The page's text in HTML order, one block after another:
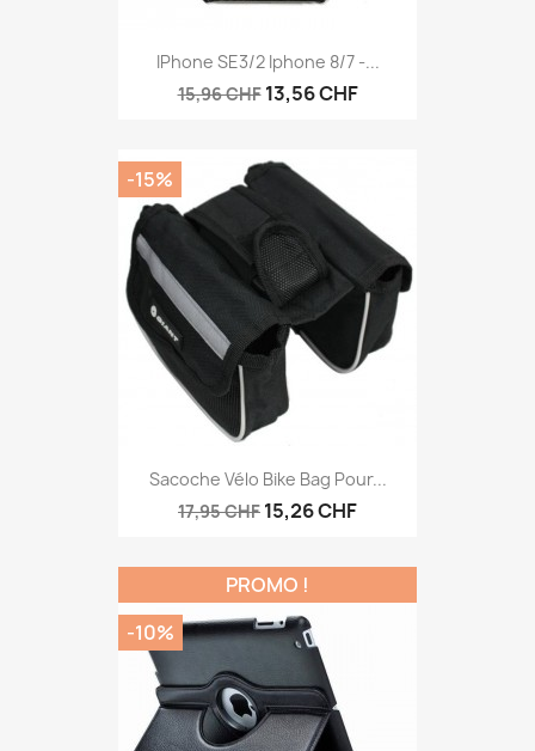
IPhone SE3/2 Iphone 8/7 -...
15,96 CHF 13,56 CHF
Sacoche Vélo Bike Bag Pour...
17,95 CHF 15,26 CHF
-15%
PROMO !
-10%